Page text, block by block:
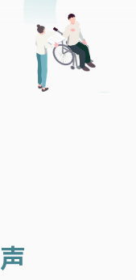
声